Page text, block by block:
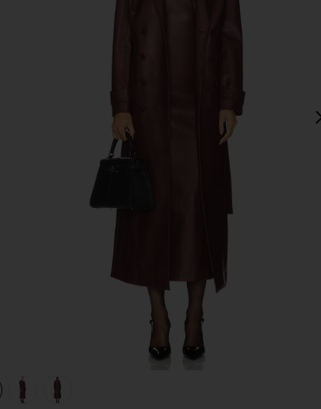
view 1 of 4 FAUX LEATHER コート in Burgundy